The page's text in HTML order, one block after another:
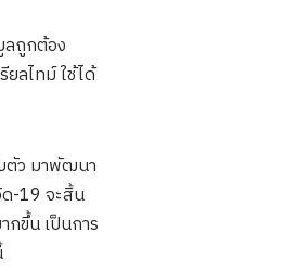
ลถูกต้อง
ลไทม์ ใช้ได้
ตัว มาพัฒนา
ด-19 จะสิ้น
กขึ้น เป็นการ